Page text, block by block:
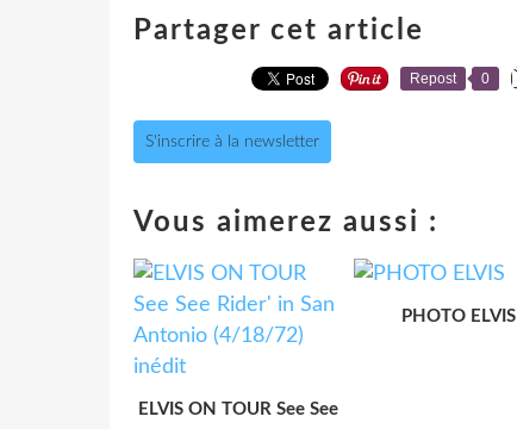
Partager cet article
Repost 0
S'inscrire à la newsletter
Vous aimerez aussi :
ELVIS ON TOUR See See
PHOTO ELVIS